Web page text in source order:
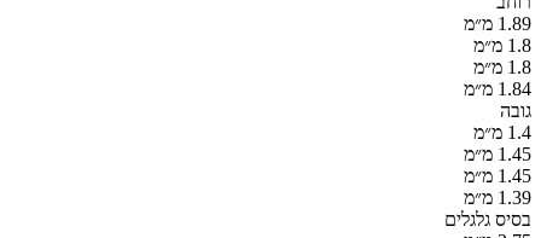
1.89 מ״מ
1.8 מ״מ
1.8 מ״מ
1.84 מ״מ
גובה
1.4 מ״מ
1.45 מ״מ
1.45 מ״מ
1.39 מ״מ
בסיס גלגלים